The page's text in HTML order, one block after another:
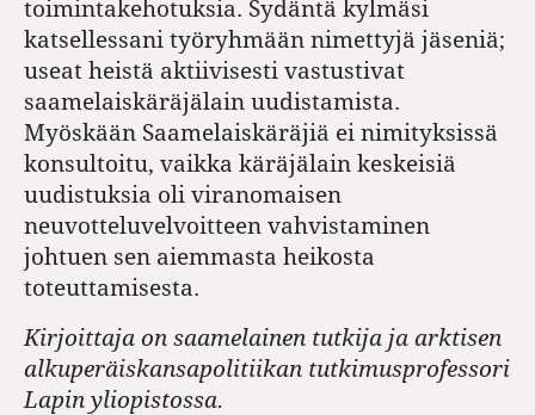
toimintakehotuksia. Sydäntä kylmäsi
katsellessani työryhmään nimettyjä jäseniä;
useat heistä aktiivisesti vastustivat
saamelaiskäräjälain uudistamista.
Myöskään Saamelaiskäräjiä ei nimityksissä
konsultoitu, vaikka käräjälain keskeisiä
uudistuksia oli viranomaisen
neuvotteluvelvoitteen vahvistaminen
johtuen sen aiemmasta heikosta
toteuttamisesta.
Kirjoittaja on saamelainen tutkija ja arktisen
alkuperäiskansapolitiikan tutkimusprofessori
Lapin yliopistossa.